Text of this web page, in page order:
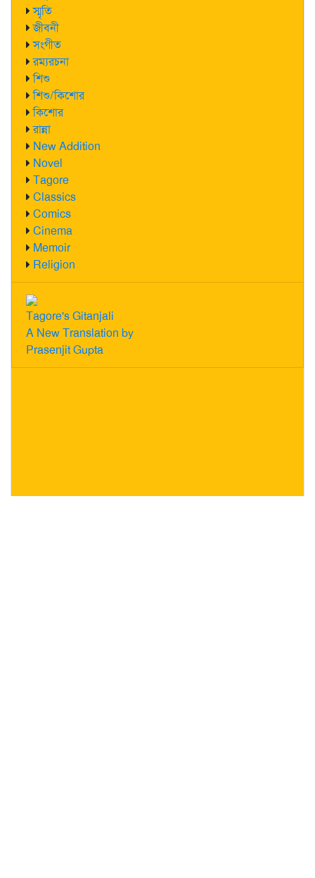
স্মৃতি
জীবনী
সংগীত
রম্যরচনা
শিশু
শিশু/কিশোর
কিশোর
রান্না
New Addition
Novel
Tagore
Classics
Comics
Cinema
Memoir
Religion
Tagore's Gitanjali
A New Translation by
Prasenjit Gupta